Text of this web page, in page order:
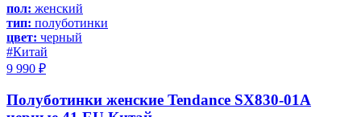
пол: женский
тип: полуботинки
цвет: черный
#Китай
9 990 ₽
Полуботинки женские Tendance SX830-01A